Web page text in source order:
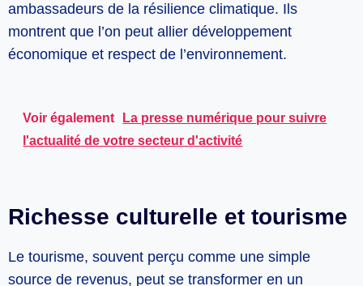
ambassadeurs de la résilience climatique. Ils
montrent que l’on peut allier développement
économique et respect de l’environnement.
Voir également
La presse numérique pour suivre
l'actualité de votre secteur d'activité
Richesse culturelle et tourisme
Le tourisme, souvent perçu comme une simple
source de revenus, peut se transformer en un